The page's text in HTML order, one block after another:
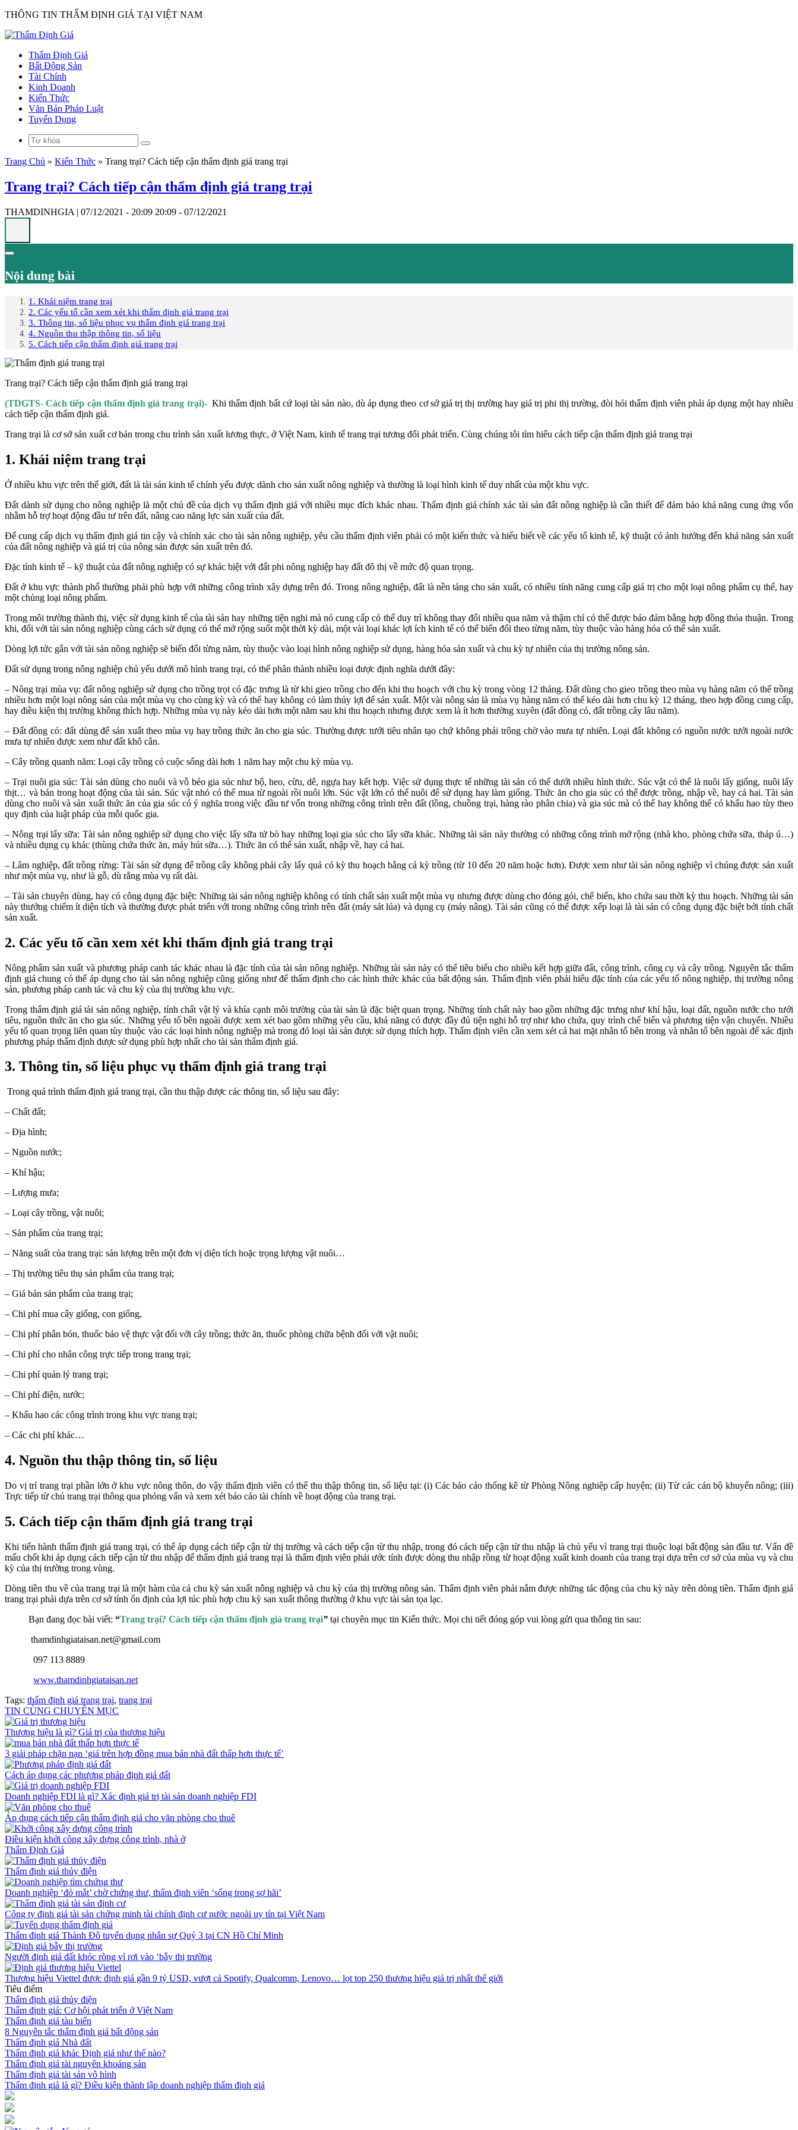
THÔNG TIN THẨM ĐỊNH GIÁ TẠI VIỆT NAM
Thẩm Định Giá
Bất Động Sản
Tài Chính
Kinh Doanh
Kiến Thức
Văn Bản Pháp Luật
Tuyển Dụng
Trang Chủ » Kiến Thức » Trang trại? Cách tiếp cận thẩm định giá trang trại
Trang trại? Cách tiếp cận thẩm định giá trang trại
THAMDINHGIA | 07/12/2021 - 20:09 20:09 - 07/12/2021
Nội dung bài
1. Khái niệm trang trại
2. Các yếu tố cần xem xét khi thẩm định giá trang trại
3. Thông tin, số liệu phục vụ thẩm định giá trang trại
4. Nguồn thu thập thông tin, số liệu
5. Cách tiếp cận thẩm định giá trang trại
Trang trại? Cách tiếp cận thẩm định giá trang trại
(TDGTS- Cách tiếp cận thẩm định giá trang trại)- Khi thẩm định bất cứ loại tài sản nào, dù áp dụng theo cơ sở giá trị thị trường hay giá trị phi thị trường, đòi hỏi thẩm định viên phải áp dụng một hay nhiều
cách tiếp cận thẩm định giá.
Trang trại là cơ sở sản xuất cơ bản trong chu trình sản xuất lương thực, ở Việt Nam, kinh tế trang trại tương đối phát triển. Cùng chúng tôi tìm hiểu cách tiếp cận thẩm định giá trang trại
1. Khái niệm trang trại
Ở nhiều khu vực trên thế giới, đất là tài sản kinh tế chính yếu được dành cho sản xuất nông nghiệp và thường là loại hình kinh tế duy nhất của một khu vực.
Đất dành sử dụng cho nông nghiệp là một chủ đề của dịch vụ thẩm định giá với nhiều mục đích khác nhau. Thẩm định giá chính xác tài sản đất nông nghiệp là cần thiết để đảm bảo khả năng cung ứng vốn
nhằm hỗ trợ hoạt động đầu tư trên đất, nâng cao năng lực sản xuất của đất.
Để cung cấp dịch vụ thẩm định giá tin cậy và chính xác cho tài sản nông nghiệp, yêu cầu thẩm định viên phải có một kiến thức và hiểu biết về các yếu tố kinh tế, kỹ thuật có ảnh hưởng đến khả năng sản xuất
của đất nông nghiệp và giá trị của nông sản được sản xuất trên đó.
Đặc tính kinh tế – kỹ thuật của đất nông nghiệp có sự khác biệt với đất phi nông nghiệp hay đất đô thị về mức độ quan trọng.
Đất ở khu vực thành phố thường phải phù hợp với những công trình xây dựng trên đó. Trong nông nghiệp, đất là nền tảng cho sản xuất, có nhiều tính năng cung cấp giá trị cho một loại nông phẩm cụ thể, hay
một chủng loại nông phẩm.
Trong môi trường thành thị, việc sử dụng kinh tế của tài sản hay những tiện nghi mà nó cung cấp có thể duy trì không thay đổi nhiều qua năm và thậm chí có thể được bảo đảm bằng hợp đồng thỏa thuận. Trong
khi, đối với tài sản nông nghiệp cùng cách sử dụng có thể mở rộng suốt một thời kỳ dài, một vài loại khác lợi ích kinh tế có thể biến đổi theo từng năm, tùy thuộc vào hàng hóa có thể sản xuất.
Dòng lợi tức gắn với tài sản nông nghiệp sẽ biến đổi từng năm, tùy thuộc vào loại hình nông nghiệp sử dụng, hàng hóa sản xuất và chu kỳ tự nhiên của thị trường nông sản.
Đất sử dụng trong nông nghiệp chủ yếu dưới mô hình trang trại, có thể phân thành nhiều loại được định nghĩa dưới đây:
– Nông trại mùa vụ: đất nông nghiệp sử dụng cho trồng trọt có đặc trưng là từ khi gieo trồng cho đến khi thu hoạch với chu kỳ trong vòng 12 tháng. Đất dùng cho gieo trồng theo mùa vụ hàng năm có thể trồng
nhiều hơn một loại nông sản của một mùa vụ cho cùng kỳ và có thể hay không có làm thủy lợi để sản xuất. Một vài nông sản là mùa vụ hàng năm có thể kéo dài hơn chu kỳ 12 tháng, theo hợp đồng cung cấp,
hay điều kiện thị trường không thích hợp. Những mùa vụ này kéo dài hơn một năm sau khi thu hoạch nhưng được xem là ít hơn thường xuyên (đất đồng cỏ, đất trồng cây lâu năm).
– Đất đồng cỏ: đất dùng để sản xuất theo mùa vụ hay trồng thức ăn cho gia súc. Thường được tưới tiêu nhân tạo chứ không phải trông chờ vào mưa tự nhiên. Loại đất không có nguồn nước tưới ngoài nước
mưa tự nhiên được xem như đất khô cằn.
– Cây trồng quanh năm: Loại cây trồng có cuộc sống dài hơn 1 năm hay một chu kỳ mùa vụ.
– Trại nuôi gia súc: Tài sản dùng cho nuôi và vỗ béo gia súc như bộ, heo, cừu, dê, ngựa hay kết hợp. Việc sử dụng thực tế những tài sản có thể dưới nhiều hình thức. Súc vật có thể là nuôi lấy giống, nuôi lấy
thịt… và bán trong hoạt động của tài sản. Súc vật nhỏ có thể mua từ ngoài rồi nuôi lớn. Súc vật lớn có thể nuôi để sử dụng hay làm giống. Thức ăn cho gia súc có thể được trồng, nhập về, hay cả hai. Tài sản
dùng cho nuôi và sản xuất thức ăn của gia súc có ý nghĩa trong việc đầu tư vốn trong những công trình trên đất (lồng, chuồng trại, hàng rào phân chia) và gia súc mà có thể hay không thể có khấu hao tùy theo
quy định của luật pháp của mỗi quốc gia.
– Nông trại lấy sữa: Tài sản nông nghiệp sử dụng cho việc lấy sữa tử bò hay những loại gia súc cho lấy sữa khác. Những tài sản này thường có những công trình mở rộng (nhà kho, phòng chứa sữa, tháp ú…)
và nhiều dụng cụ khác (thùng chứa thức ăn, máy hút sữa…). Thức ăn có thể sản xuất, nhập về, hay cả hai.
– Lâm nghiệp, đất trồng rừng: Tài sản sử dụng để trồng cây không phải cây lấy quả có kỳ thu hoạch bằng cả kỳ trồng (từ 10 đến 20 năm hoặc hơn). Được xem như tài sản nông nghiệp vì chúng được sản xuất
như một mùa vụ, như là gỗ, dù rằng mùa vụ rất dài.
– Tài sản chuyên dùng, hay có công dụng đặc biệt: Những tài sản nông nghiệp không có tính chất sản xuất một mùa vụ nhưng được dùng cho đóng gói, chế biến, kho chứa sau thời kỳ thu hoạch. Những tài sản
này thưởng chiếm ít diện tích và thường được phát triển với trong những công trình trên đất (máy sát lúa) và dụng cụ (máy nâng). Tài sản cũng có thể được xếp loại là tài sản có công dụng đặc biệt bởi tính chất
sản xuất.
2. Các yếu tố cần xem xét khi thẩm định giá trang trại
Nông phẩm sản xuất và phương pháp canh tác khác nhau là đặc tính của tài sản nông nghiệp. Những tài sản này có thể tiêu biểu cho nhiều kết hợp giữa đất, công trình, công cụ và cây trồng. Nguyên tắc thẩm
định giá chung có thể áp dụng cho tài sản nông nghiệp cũng giống như để thẩm định cho các hình thức khác của bất động sản. Thẩm định viên phải hiểu đặc tính của các yếu tố nông nghiệp, thị trường nông
sản, phương pháp canh tác và chu kỳ của thị trường khu vực.
Trong thẩm định giá tài sản nông nghiệp, tính chất vật lý và khía cạnh môi trường của tài sản là đặc biệt quan trọng. Những tính chất này bao gồm những đặc trưng như khí hậu, loại đất, nguồn nước cho tưới
tiêu, nguồn thức ăn cho gia súc. Những yếu tố bên ngoài được xem xét bao gồm những yêu cầu, khả năng có được đầy đủ tiện nghi hỗ trợ như kho chứa, quy trình chế biến và phương tiện vận chuyển. Nhiều
yếu tố quan trọng liên quan tùy thuộc vào các loại hình nông nghiệp mà trong đó loại tài sản được sử dụng thích hợp. Thẩm định viên cần xem xét cả hai mặt nhân tố bên trong và nhân tố bên ngoài để xác định
phương pháp thẩm định được sử dụng phù hợp nhất cho tài sản thẩm định giá.
3. Thông tin, số liệu phục vụ thẩm định giá trang trại
Trong quá trình thẩm định giá trang trại, cần thu thập được các thông tin, số liệu sau đây:
– Chất đất;
– Địa hình;
– Nguồn nước;
– Khí hậu;
– Lượng mưa;
– Loại cây trồng, vật nuôi;
– Sản phẩm của trang trại;
– Năng suất của trang trại: sản lượng trên một đơn vị diện tích hoặc trọng lượng vật nuôi…
– Thị trường tiêu thụ sản phẩm của trang trại;
– Giá bán sản phẩm của trang trại;
– Chi phí mua cây giống, con giống,
– Chi phí phân bón, thuốc bảo vệ thực vật đối với cây trồng; thức ăn, thuốc phòng chữa bệnh đối với vật nuôi;
– Chi phí cho nhân công trực tiếp trong trang trại;
– Chi phí quản lý trang trại;
– Chi phí điện, nước;
– Khấu hao các công trình trong khu vực trang trại;
– Các chi phí khác…
4. Nguồn thu thập thông tin, số liệu
Do vị trí trang trại phần lớn ở khu vực nông thôn, do vậy thẩm định viên có thể thu thập thông tin, số liệu tại: (i) Các báo cáo thống kê từ Phòng Nông nghiệp cấp huyện; (ii) Từ các cán bộ khuyến nông; (iii)
Trực tiếp từ chủ trang trại thông qua phỏng vấn và xem xét báo cáo tài chính về hoạt động của trang trại.
5. Cách tiếp cận thẩm định giá trang trại
Khi tiến hành thẩm định giá trang trại, có thể áp dụng cách tiếp cận từ thị trường và cách tiếp cận từ thu nhập, trong đó cách tiếp cận từ thu nhập là chủ yếu vì trang trại thuộc loại bất động sản đầu tư. Vấn đề
mấu chốt khi áp dụng cách tiếp cận từ thu nhập để thẩm định giá trang trại là thẩm định viên phải ước tính được dòng thu nhập rồng từ hoạt động xuất kinh doanh của trang trại dựa trên cơ sở của mùa vụ và chu
kỳ của thị trường trong vùng.
Dòng tiền thu về của trang trại là một hàm của cả chu kỳ sản xuất nông nghiệp và chu kỳ của thị trường nông sản. Thẩm định viên phải nắm được những tác động của chu kỳ này trên dòng tiền. Thẩm định giá
trang trại phải dựa trên cơ sở tính ổn định của lợi túc phù hợp chu kỳ san xuất thông thường ở khu vực tài sản tọa lạc.
Bạn đang đọc bài viết: “Trang trại? Cách tiếp cận thẩm định giá trang trại” tại chuyên mục tin Kiến thức. Mọi chi tiết đóng góp vui lòng gửi qua thông tin sau:
thamdinhgiataisan.net@gmail.com
097 113 8889
www.thamdinhgiataisan.net
Tags: thẩm định giá trang trại, trang trại
TIN CÙNG CHUYÊN MỤC
Thương hiệu là gì? Giá trị của thương hiệu
3 giải pháp chặn nạn ‘giá trên hợp đồng mua bán nhà đất thấp hơn thực tế’
Cách áp dụng các phương pháp định giá đất
Doanh nghiệp FDI là gì? Xác định giá trị tài sản doanh nghiệp FDI
Áp dụng cách tiếp cận thẩm định giá cho văn phòng cho thuê
Điều kiện khởi công xây dựng công trình, nhà ở
Thẩm Định Giá
Thẩm định giá thủy điện
Doanh nghiệp ‘đỏ mắt’ chờ chứng thư, thẩm định viên ‘sống trong sợ hãi’
Công ty định giá tài sản chứng minh tài chính định cư nước ngoài uy tín tại Việt Nam
Thẩm định giá Thành Đô tuyển dụng nhân sự Quý 3 tại CN Hồ Chí Minh
Người định giá đất khóc ròng vì rơi vào ‘bẫy thị trường
Thương hiệu Viettel được định giá gần 9 tỷ USD, vượt cả Spotify, Qualcomm, Lenovo… lọt top 250 thương hiệu giá trị nhất thế giới
Tiêu điểm
Thẩm định giá thủy điện
Thẩm định giá: Cơ hội phát triển ở Việt Nam
Thẩm định giá tàu biển
8 Nguyên tắc thẩm định giá bất động sản
Thẩm định giá Nhà đất
Thẩm định giá khác Định giá như thế nào?
Thẩm định giá tài nguyên khoáng sản
Thẩm định giá tài sản vô hình
Thẩm định giá là gì? Điều kiện thành lập doanh nghiệp thẩm định giá